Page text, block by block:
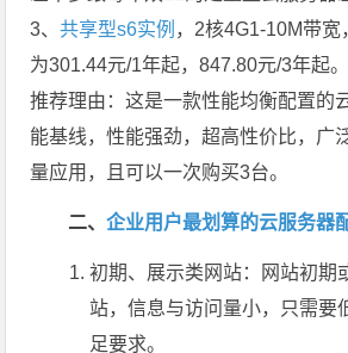
3、共享型s6实例 ，2核4G1-10M带
为301.44元/1年起，847.80元/3年起。
推荐理由：这是一款性能均衡配置的
能基线，性能强劲，超高性价比，广
量应用，且可以一次购买3台。
二、企业用户最划算的云服务器
初期、展示类网站：网站初期
站，信息与访问量小，只需要
足要求。